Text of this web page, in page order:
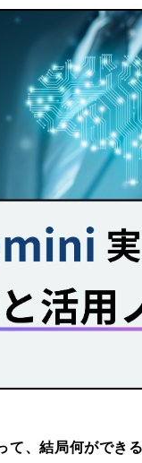
、結局何ができる